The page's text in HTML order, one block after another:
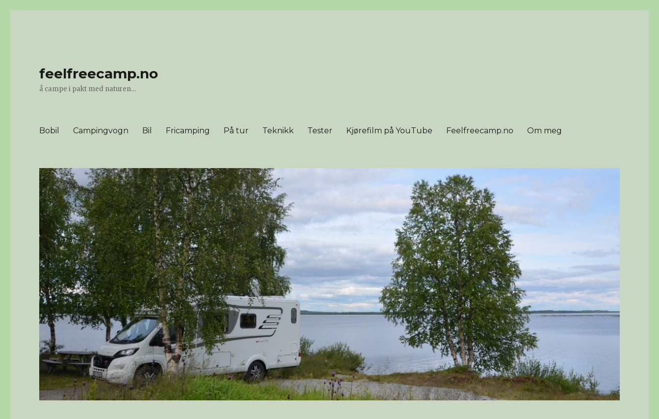
feelfreecamp.no
å campe i pakt med naturen…
Bobil Campingvogn Bil Fricamping På tur Teknikk Tester Kjørefilm på YouTube Feelfreecamp.no Om meg